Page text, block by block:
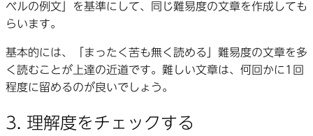
ベルの例文」を基準にして、同じ難易度の文章を作成しても
らいます。
基本的には、「まったく苦も無く読める」難易度の文章を多
く読むことが上達の近道です。難しい文章は、何回かに1回
程度に留めるのが良いでしょう。
3. 理解度をチェックする